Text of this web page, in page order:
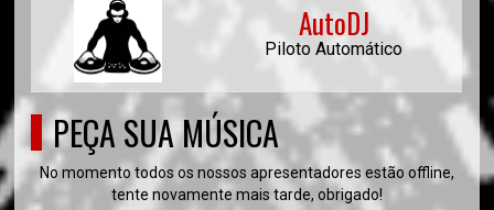
AutoDJ
Piloto Automático
PEÇA SUA MÚSICA
No momento todos os nossos apresentadores estão offline,
tente novamente mais tarde, obrigado!